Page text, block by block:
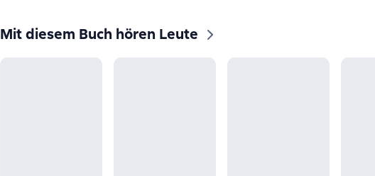
Mit diesem Buch hören Leute